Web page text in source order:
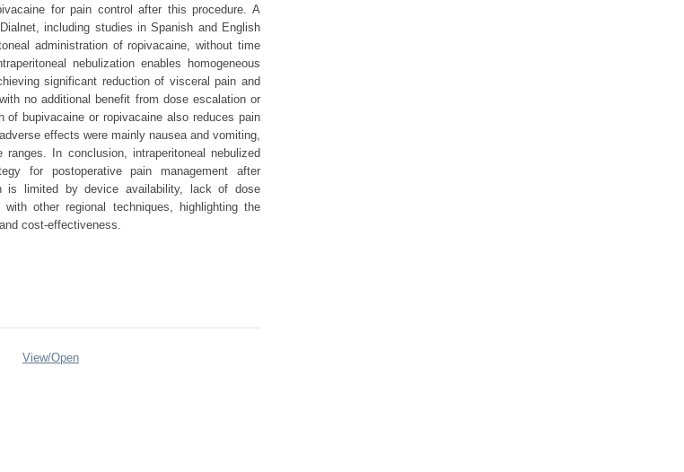
for pain control after this procedure. A
including studies in Spanish and English
administration of ropivacaine, without time
nebulization enables homogeneous
significant reduction of visceral pain and
no additional benefit from dose escalation or
of bupivacaine or ropivacaine also reduces pain
effects were mainly nausea and vomiting,
In conclusion, intraperitoneal nebulized
for postoperative pain management after
is limited by device availability, lack of dose
other regional techniques, highlighting the
cost-effectiveness.
View/Open